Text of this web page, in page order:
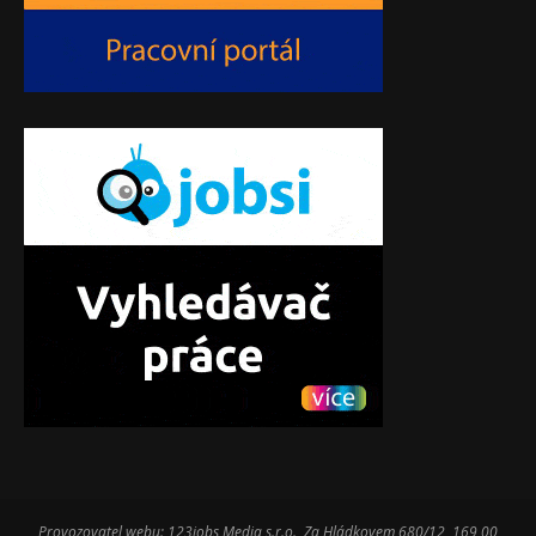
Provozovatel webu: 123jobs Media s.r.o., Za Hládkovem 680/12, 169 00